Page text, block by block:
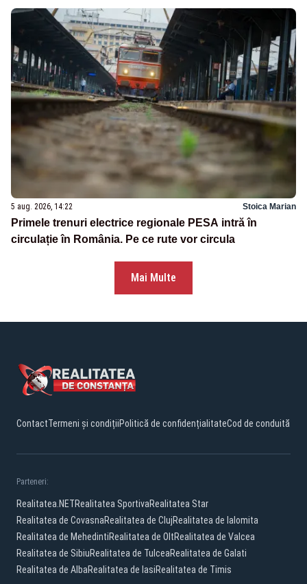
5 aug. 2026, 14:22 Stoica Marian
Primele trenuri electrice regionale PESA intră în
circulație în România. Pe ce rute vor circula
Mai Multe
ContactTermeni și condițiiPolitică de confidențialitateCod de conduită
Parteneri:
Realitatea.NETRealitatea SportivaRealitatea Star
Realitatea de CovasnaRealitatea de ClujRealitatea de Ialomita
Realitatea de MehedintiRealitatea de OltRealitatea de Valcea
Realitatea de SibiuRealitatea de TulceaRealitatea de Galati
Realitatea de AlbaRealitatea de IasiRealitatea de Timis